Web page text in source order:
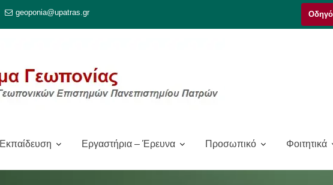
geoponia@upatras.gr
Εκπαίδευση Εργαστήρια – Έρευνα Προσωπικό Φοιτητικά